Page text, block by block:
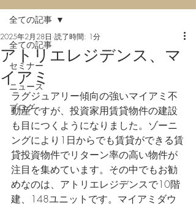
全ての記事
セミナー
ニュース
ブログ
全ての記事
アトリエレジデンス、マ
イアミ
2025年2月28日 読了時間: 1分
ラグジュアリー傾向の強いマイアミ不
動産ですが、投資家用賃貸物件の建設
も目につくようになりました。ゾーニ
ングにより1日からでも賃貸ができる賃
貸投資物件でリターン率の高い物件が
注目を集めています。その中でもお勧
めなのは、アトリエレジデンスで10階
建、148ユニットです。マイアミダウ